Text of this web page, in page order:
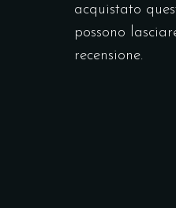
acquistato
possono
recensione.